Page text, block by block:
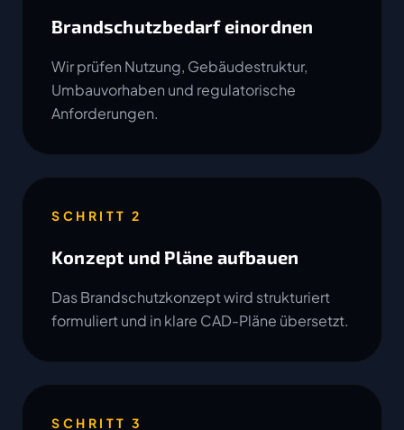
Brandschutzbedarf einordnen
Wir prüfen Nutzung, Gebäudestruktur,
Umbauvorhaben und regulatorische
Anforderungen.
SCHRITT 2
Konzept und Pläne aufbauen
Das Brandschutzkonzept wird strukturiert
formuliert und in klare CAD-Pläne übersetzt.
SCHRITT 3